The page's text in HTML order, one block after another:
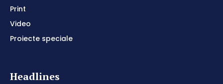
Print
Video
Proiecte speciale
Headlines